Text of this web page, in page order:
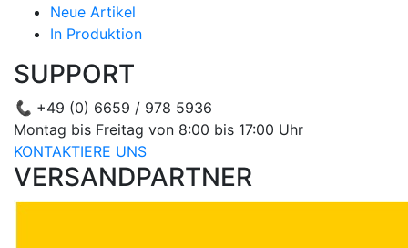
Neue Artikel
In Produktion
SUPPORT
📞 +49 (0) 6659 / 978 5936
Montag bis Freitag von 8:00 bis 17:00 Uhr
KONTAKTIERE UNS
VERSANDPARTNER